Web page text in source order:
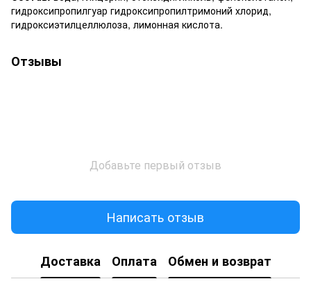
гидроксипропилгуар гидроксипропилтримоний хлорид,
гидроксиэтилцеллюлоза, лимонная кислота.
Отзывы
Добавьте первый отзыв
Написать отзыв
Доставка Оплата Обмен и возврат